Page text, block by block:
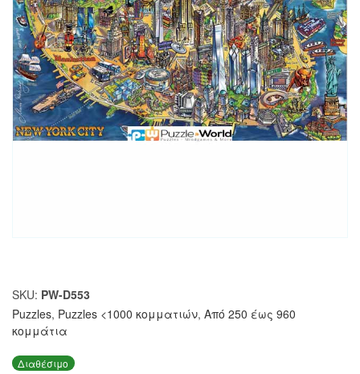
SKU: PW-D553
Puzzles, Puzzles <1000 κομματιών, Από 250 έως 960
κομμάτια
Διαθέσιμο